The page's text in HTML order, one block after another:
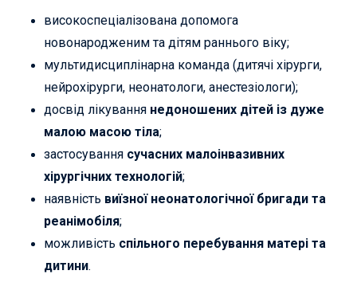
високоспеціалізована допомога
новонародженим та дітям раннього віку;
мультидисциплінарна команда (дитячі хірурги,
нейрохірурги, неонатологи, анестезіологи);
досвід лікування недоношених дітей із дуже
малою масою тіла;
застосування сучасних малоінвазивних
хірургічних технологій;
наявність виїзної неонатологічної бригади та
реанімобіля;
можливість спільного перебування матері та
дитини.